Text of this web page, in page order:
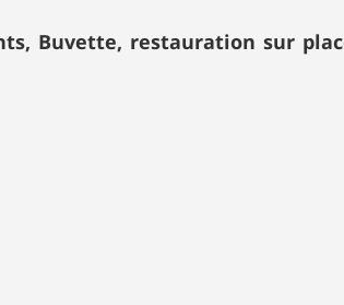
Buvette, restauration sur